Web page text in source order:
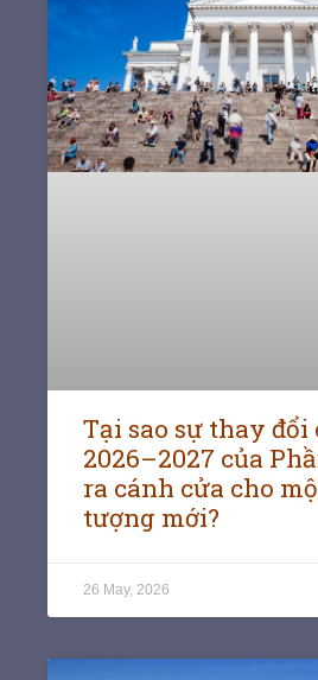
Tại sao sự thay
2026–2027 của
ra cánh cửa cho
tượng mới?
26 May, 2026